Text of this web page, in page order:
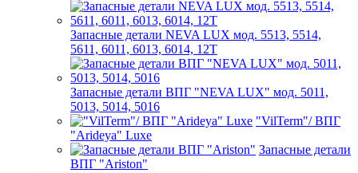
Запасные детали NEVA LUX мод. 5513, 5514,
5611, 6011, 6013, 6014, 12Т
Запасные детали ВПГ "NEVA LUX" мод. 5011,
5013, 5014, 5016
"VilTerm"/ ВПГ
"Arideya" Luxe
Запасные детали
ВПГ "Ariston"